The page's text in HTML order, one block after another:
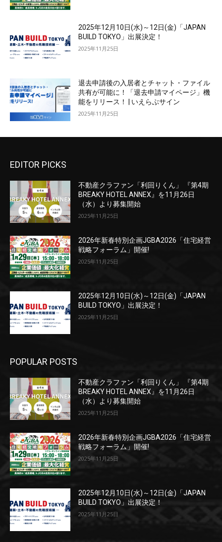
2025年12月10日(水)～12日(金)「JAPAN
BUILD TOKYO」出展決定！
2025年11月25日
退去申請後の入居者とチャット・ファイル
共有が可能に！「退去申請マイページ」機
能をリリース！ | いえらぶサイン
2025年11月25日
EDITOR PICKS
不動産クラファン「利回りくん」 『第4期
BREAKY HOTEL ANNEX』を11月26日
（水）より募集開始
2025年11月25日
2026年新春特別企画JGBA2026「住宅経営
戦略フォーラム」開催!
2025年11月25日
2025年12月10日(水)～12日(金)「JAPAN
BUILD TOKYO」出展決定！
2025年11月25日
POPULAR POSTS
不動産クラファン「利回りくん」 『第4期
BREAKY HOTEL ANNEX』を11月26日
（水）より募集開始
2025年11月25日
2026年新春特別企画JGBA2026「住宅経営
戦略フォーラム」開催!
2025年11月25日
2025年12月10日(水)～12日(金)「JAPAN
BUILD TOKYO」出展決定！
2025年11月25日